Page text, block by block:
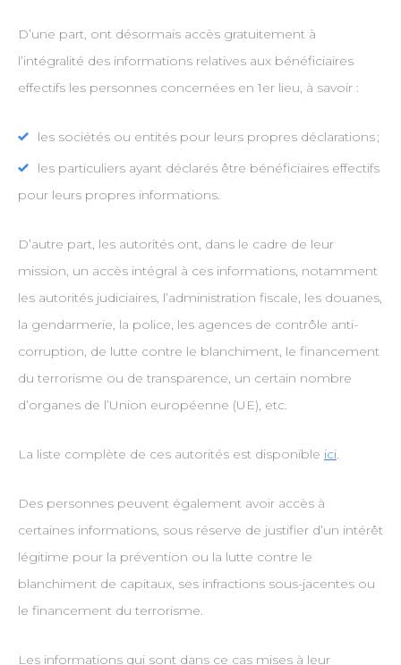
D’une part, ont désormais accès gratuitement à
l’intégralité des informations relatives aux bénéficiaires
effectifs les personnes concernées en 1er lieu, à savoir :
les sociétés ou entités pour leurs propres déclarations ;
les particuliers ayant déclarés être bénéficiaires effectifs
pour leurs propres informations.
D’autre part, les autorités ont, dans le cadre de leur
mission, un accès intégral à ces informations, notamment
les autorités judiciaires, l’administration fiscale, les douanes,
la gendarmerie, la police, les agences de contrôle anti-
corruption, de lutte contre le blanchiment, le financement
du terrorisme ou de transparence, un certain nombre
d’organes de l’Union européenne (UE), etc.
La liste complète de ces autorités est disponible ici.
Des personnes peuvent également avoir accès à
certaines informations, sous réserve de justifier d’un intérêt
légitime pour la prévention ou la lutte contre le
blanchiment de capitaux, ses infractions sous-jacentes ou
le financement du terrorisme.
Les informations qui sont dans ce cas mises à leur